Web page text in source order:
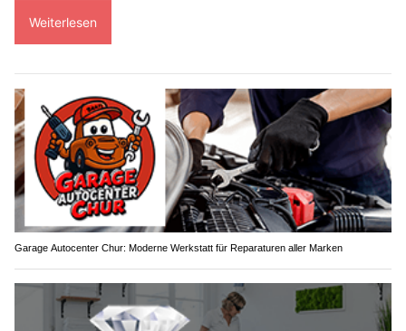
Weiterlesen
Garage Autocenter Chur: Moderne Werkstatt für Reparaturen aller Marken